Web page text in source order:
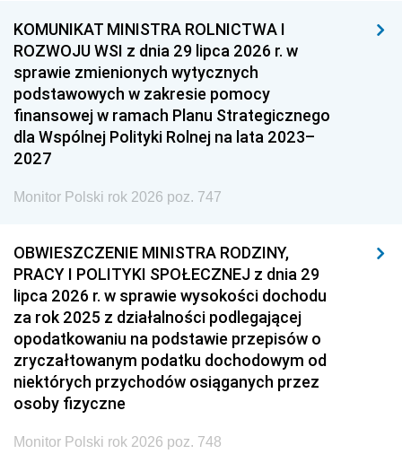
KOMUNIKAT MINISTRA ROLNICTWA I
ROZWOJU WSI z dnia 29 lipca 2026 r. w
sprawie zmienionych wytycznych
podstawowych w zakresie pomocy
finansowej w ramach Planu Strategicznego
dla Wspólnej Polityki Rolnej na lata 2023–
2027
Monitor Polski rok 2026 poz. 747
OBWIESZCZENIE MINISTRA RODZINY,
PRACY I POLITYKI SPOŁECZNEJ z dnia 29
lipca 2026 r. w sprawie wysokości dochodu
za rok 2025 z działalności podlegającej
opodatkowaniu na podstawie przepisów o
zryczałtowanym podatku dochodowym od
niektórych przychodów osiąganych przez
osoby fizyczne
Monitor Polski rok 2026 poz. 748